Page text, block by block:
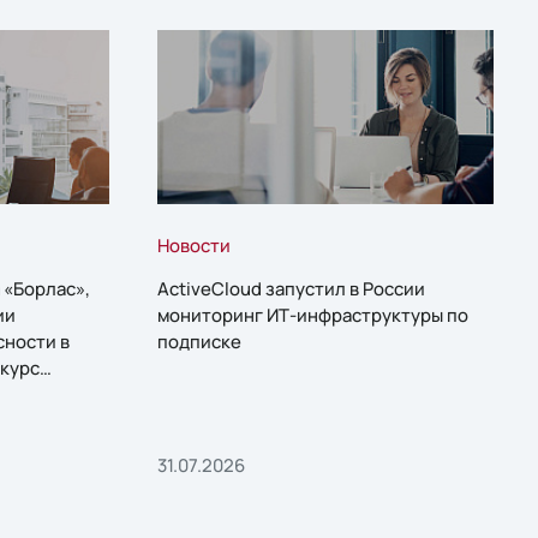
в
Новости
ActiveCloud запустил в России
мониторинг ИТ-инфраструктуры по
подписке
31.07.2026